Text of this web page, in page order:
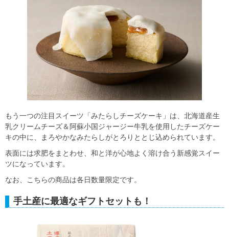
もう一つの注目スイーツ「みたらしチーズケーキ」は、北海道産生
乳クリームチーズ＆阿蘇小国ジャージー牛乳を使用したチーズケー
キの中に、まろやかなみたらしがとろりととじ込められています。
表面には求肥をまとわせ、和と洋が心地よく溶け合う新感覚スイー
ツになっています。
なお、こちらの商品は各日数量限定です。
手土産に最適なギフトセットも！